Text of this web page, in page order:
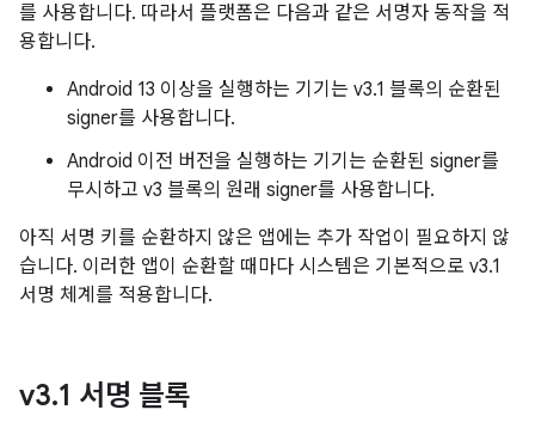
를 사용합니다. 따라서 플랫폼은 다음과 같은 서명자 동작을 적
용합니다.
Android 13 이상을 실행하는 기기는 v3.1 블록의 순환된
signer를 사용합니다.
Android 이전 버전을 실행하는 기기는 순환된 signer를
무시하고 v3 블록의 원래 signer를 사용합니다.
아직 서명 키를 순환하지 않은 앱에는 추가 작업이 필요하지 않
습니다. 이러한 앱이 순환할 때마다 시스템은 기본적으로 v3.1
서명 체계를 적용합니다.
v3.1 서명 블록